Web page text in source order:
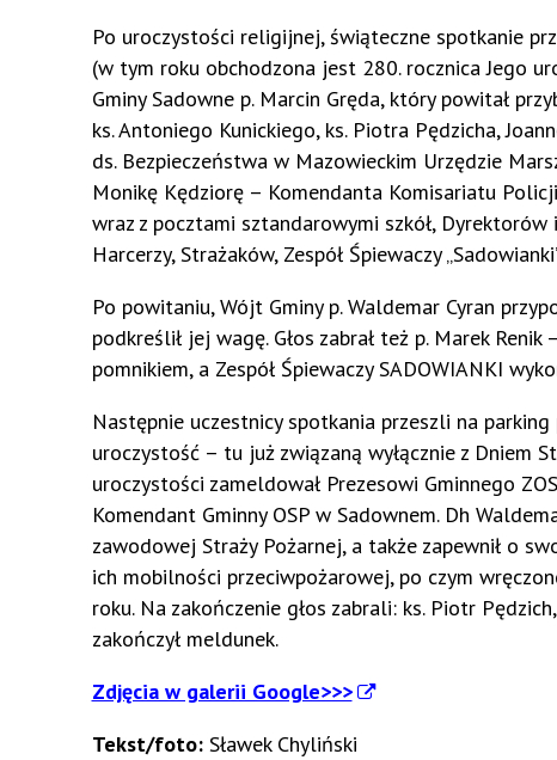
Po uroczystości religijnej, świąteczne spotkanie
(w tym roku obchodzona jest 280. rocznica Jego
Gminy Sadowne p. Marcin Gręda, który powitał
ks. Antoniego Kunickiego, ks. Piotra Pędzicha,
ds. Bezpieczeństwa w Mazowieckim Urzędzie
Monikę Kędziorę – Komendanta Komisariatu
wraz z pocztami sztandarowymi szkół,
Harcerzy, Strażaków, Zespół Śpiewaczy
Po powitaniu, Wójt Gminy p. Waldemar Cyran
podkreślił jej wagę. Głos zabrał też p. Marek
pomnikiem, a Zespół Śpiewaczy SADOWIANKI
Następnie uczestnicy spotkania przeszli na
uroczystość – tu już związaną wyłącznie z Dniem
uroczystości zameldował Prezesowi Gminnego
Komendant Gminny OSP w Sadownem. Dh
zawodowej Straży Pożarnej, a także zapewnił o
ich mobilności przeciwpożarowej, po czym
roku. Na zakończenie głos zabrali: ks. Piotr
zakończył meldunek.
Zdjęcia w galerii Google>>>
Tekst/foto:Sławek Chyliński